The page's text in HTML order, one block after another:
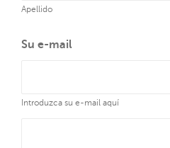
Apellido
Su e-mail
Introduzca su e-mail aquí